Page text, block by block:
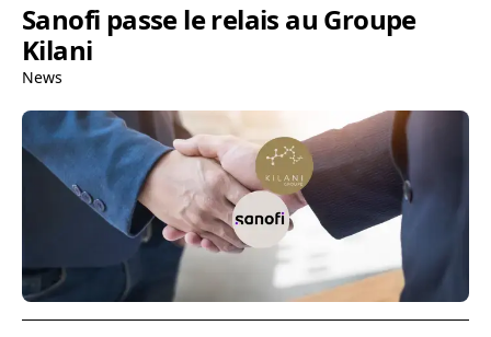
Sanofi passe le relais au Groupe
Kilani
News